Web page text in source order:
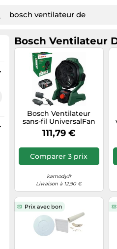
Bosch Ventilateur
Bosch Ventilateur
sans-fil UniversalFan
18V-1000 – 1x2,0 Ah
(06039E1001)
111,79 €
Comparer 3 prix
kamody.fr
Livraison à 12,90 €
Prix avec bon